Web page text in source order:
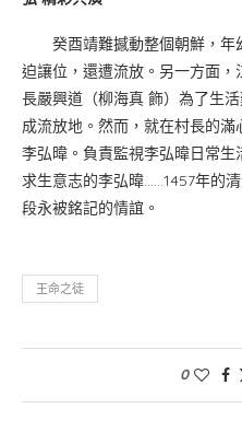
癸酉靖難撼動整個朝鮮，年
迫讓位，還遭流放。另一方面
長嚴興道（柳海真 飾）為了生
成流放地。然而，就在村長的
李弘暐。負責監視李弘暐日常
求生意志的李弘暐……1457年的
段永被銘記的情誼。
王命之徒
0